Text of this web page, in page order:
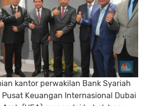
kantor perwakilan Bank Syariah
Pusat Keuangan Internasional Dubai